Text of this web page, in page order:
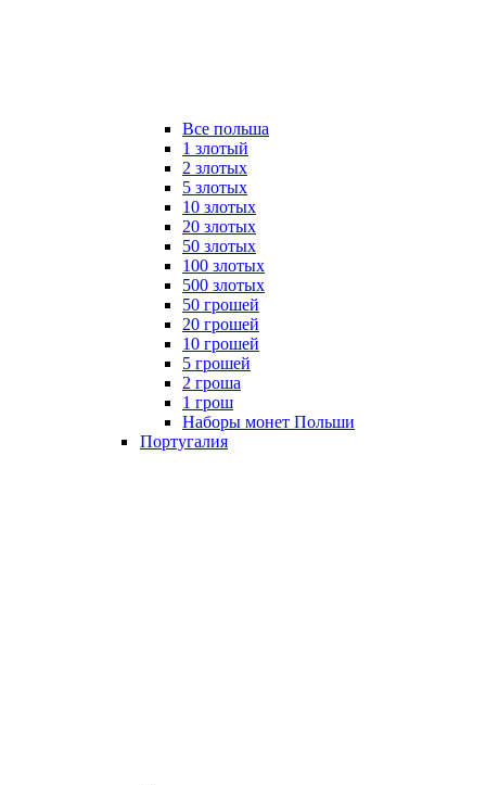
Все польша
1 злотый
2 злотых
5 злотых
10 злотых
20 злотых
50 злотых
100 злотых
500 злотых
50 грошей
20 грошей
10 грошей
5 грошей
2 гроша
1 грош
Наборы монет Польши
Португалия